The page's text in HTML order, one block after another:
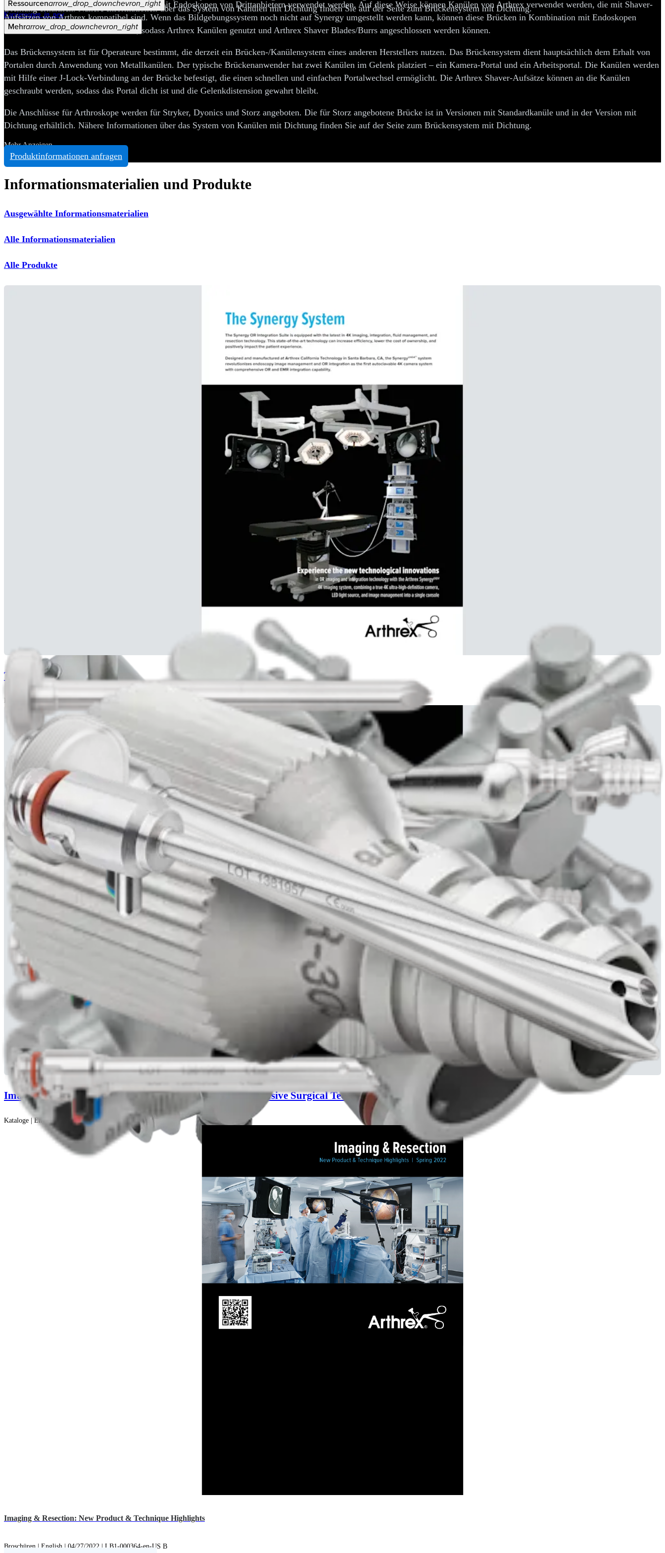
Ressourcenarrow_drop_downchevron_right
Karriereopen_in_new
Mehrarrow_drop_downchevron_right
Dichtung erhältlich. Nähere Informationen über das System von Kanülen mit Dichtung finden Sie auf der Seite zum Brückensystem mit Dichtung.
Die Arthroskopie-Brückensysteme können mit Endoskopen von Drittanbietern verwendet werden. Auf diese Weise können Kanülen von Arthrex verwendet werden, die mit Shaver-
Aufsätzen von Arthrex kompatibel sind. Wenn das Bildgebungssystem noch nicht auf Synergy umgestellt werden kann, können diese Brücken in Kombination mit Endoskopen
anderer Hersteller verwendet werden, sodass Arthrex Kanülen genutzt und Arthrex Shaver Blades/Burrs angeschlossen werden können.
Das Brückensystem ist für Operateure bestimmt, die derzeit ein Brücken-/Kanülensystem eines anderen Herstellers nutzen. Das Brückensystem dient hauptsächlich dem Erhalt von
Portalen durch Anwendung von Metallkanülen. Der typische Brückenanwender hat zwei Kanülen im Gelenk platziert – ein Kamera-Portal und ein Arbeitsportal. Die Kanülen werden
mit Hilfe einer J-Lock-Verbindung an der Brücke befestigt, die einen schnellen und einfachen Portalwechsel ermöglicht. Die Arthrex Shaver-Aufsätze können an die Kanülen
geschraubt werden, sodass das Portal dicht ist und die Gelenkdistension gewahrt bleibt.
Die Anschlüsse für Arthroskope werden für Stryker, Dyonics und Storz angeboten. Die für Storz angebotene Brücke ist in Versionen mit Standardkanüle und in der Version mit
Dichtung erhältlich. Nähere Informationen über das System von Kanülen mit Dichtung finden Sie auf der Seite zum Brückensystem mit Dichtung.
Mehr Anzeigen
Produktinformationen anfragen
Informationsmaterialien und Produkte
Ausgewählte Informationsmaterialien
Alle Informationsmaterialien
Alle Produkte
The Synergy System
Broschüren | English | 09/24/2019 | FL1-000028-en-US A
Imaging and Resection: Next Generation in Minimally Invasive Surgical Technology
Kataloge | English | 05/11/2026 | LB1-0690-EN P
Imaging & Resection: New Product & Technique Highlights
Broschüren | English | 04/27/2022 | LB1-000364-en-US B